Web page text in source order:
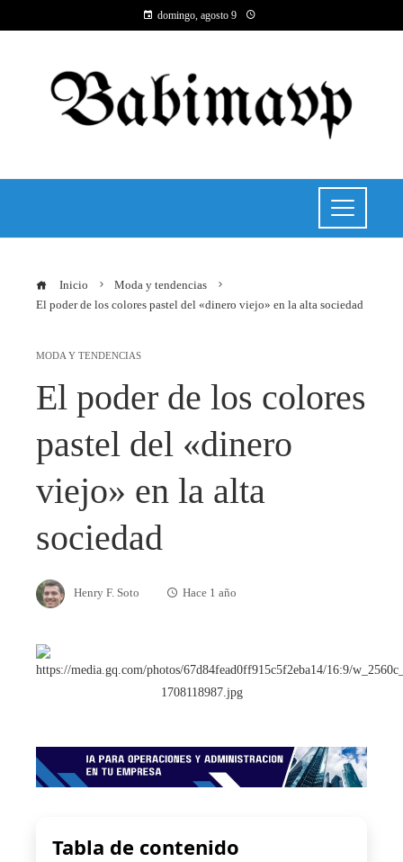
domingo, agosto 9
Inicio
Moda y tendencias
El poder de los colores pastel del «dinero viejo» en la alta sociedad
MODA Y TENDENCIAS
El poder de los colores
pastel del «dinero
viejo» en la alta
sociedad
Henry F. Soto Hace 1 año
Tabla de contenido